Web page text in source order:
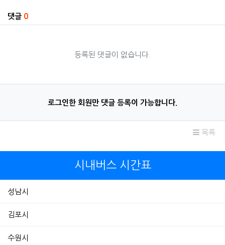
댓글 0
등록된 댓글이 없습니다.
로그인한 회원만 댓글 등록이 가능합니다.
목록
시내버스 시간표
성남시
김포시
수원시